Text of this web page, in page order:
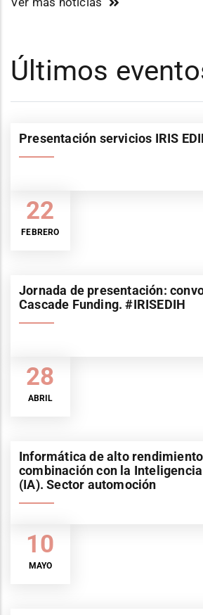
Últimos
22
FEBRERO
Presentación servicios IRIS
28
ABRIL
Jornada de presentación:
Cascade Funding. #IRISEDIH
10
MAYO
Informática de alto
combinación con la
(IA). Sector automoción